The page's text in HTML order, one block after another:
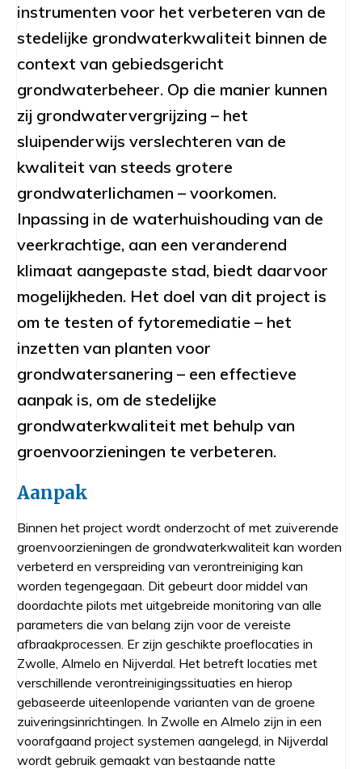
instrumenten voor het verbeteren van de
stedelijke grondwaterkwaliteit binnen de
context van gebiedsgericht
grondwaterbeheer. Op die manier kunnen
zij grondwatervergrijzing – het
sluipenderwijs verslechteren van de
kwaliteit van steeds grotere
grondwaterlichamen – voorkomen.
Inpassing in de waterhuishouding van de
veerkrachtige, aan een veranderend
klimaat aangepaste stad, biedt daarvoor
mogelijkheden. Het doel van dit project is
om te testen of fytoremediatie – het
inzetten van planten voor
grondwatersanering – een effectieve
aanpak is, om de stedelijke
grondwaterkwaliteit met behulp van
groenvoorzieningen te verbeteren.
Aanpak
Binnen het project wordt onderzocht of met zuiverende
groenvoorzieningen de grondwaterkwaliteit kan worden
verbeterd en verspreiding van verontreiniging kan
worden tegengegaan. Dit gebeurt door middel van
doordachte pilots met uitgebreide monitoring van alle
parameters die van belang zijn voor de vereiste
afbraakprocessen. Er zijn geschikte proeflocaties in
Zwolle, Almelo en Nijverdal. Het betreft locaties met
verschillende verontreinigingssituaties en hierop
gebaseerde uiteenlopende varianten van de groene
zuiveringsinrichtingen. In Zwolle en Almelo zijn in een
voorafgaand project systemen aangelegd, in Nijverdal
wordt gebruik gemaakt van bestaande natte